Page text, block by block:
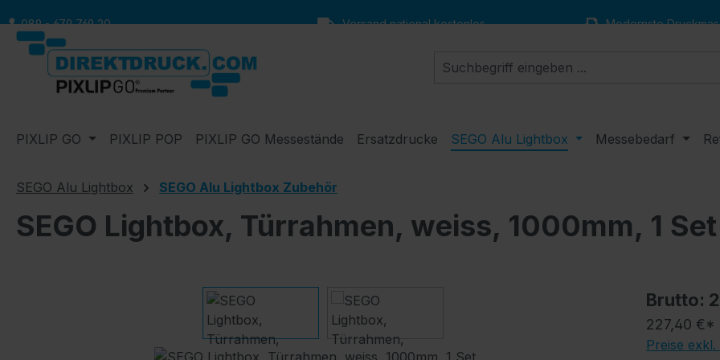
Hauptinhalt springen
Zur Suche springen
Zur Hauptnavigation springen
089 - 679 769 20 Versand national kostenlos Modernste
PIXLIP GO PIXLIP POP PIXLIP GO Messestände Ersatzdrucke SEGO Alu Lightbox Messebedarf
SEGO Alu Lightbox SEGO Alu Lightbox Zubehör
SEGO Lightbox, Türrahmen, weiss, 1000mm, 1 Set
Brutto:
227,40 €*
Preise